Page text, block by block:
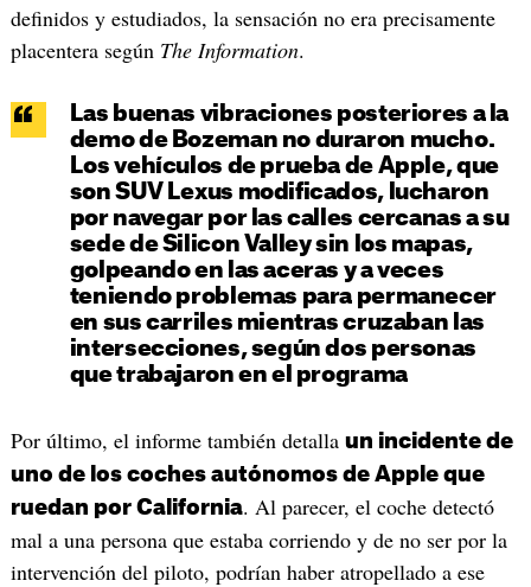
definidos y estudiados, la sensación no era precisamente
placentera según The Information.
Las buenas vibraciones posteriores a la
demo de Bozeman no duraron mucho.
Los vehículos de prueba de Apple, que
son SUV Lexus modificados, lucharon
por navegar por las calles cercanas a su
sede de Silicon Valley sin los mapas,
golpeando en las aceras y a veces
teniendo problemas para permanecer
en sus carriles mientras cruzaban las
intersecciones, según dos personas
que trabajaron en el programa
Por último, el informe también detalla un incidente de
uno de los coches autónomos de Apple que
ruedan por California. Al parecer, el coche detectó
mal a una persona que estaba corriendo y de no ser por la
intervención del piloto, podrían haber atropellado a ese